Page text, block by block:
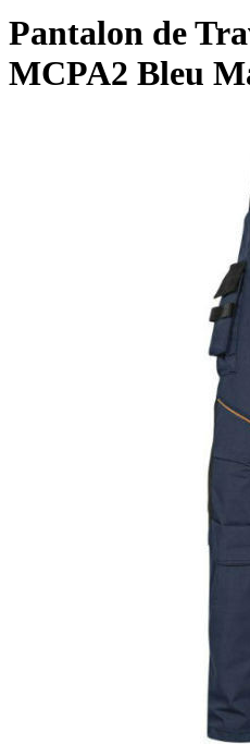
Pantalon de
MCPA2 Bleu